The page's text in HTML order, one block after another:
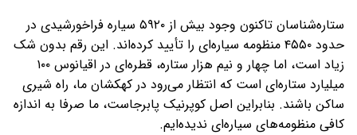
ستاره‌شناسان تاکنون وجود بیش از ۵۹۲۰ سیاره فراخورشیدی در
حدود ۴۵۵۰ منظومه سیاره‌ای را تأیید کرده‌اند. این رقم بدون شک
زیاد است، اما چهار و نیم هزار ستاره، قطره‌ای در اقیانوس ۱۰۰
میلیارد ستاره‌ای است که انتظار می‌رود در کهکشان ما، راه شیری
ساکن باشند. بنابراین اصل کوپرنیک پابرجاست، ما صرفا به اندازه
کافی منظومه‌های سیاره‌ای ندیده‌ایم.